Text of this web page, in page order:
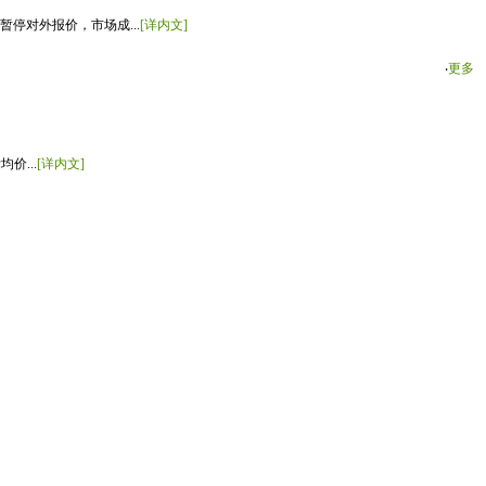
停对外报价，市场成...[详内文]
‧更多
价... [详内文]